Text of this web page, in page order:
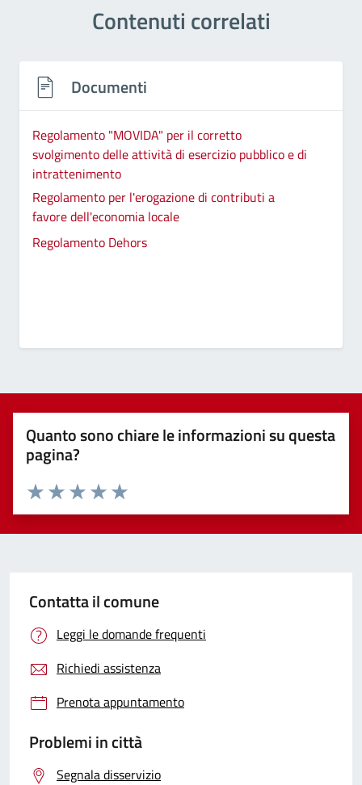
Contenuti correlati
Documenti
Regolamento "MOVIDA" per il corretto
svolgimento delle attività di esercizio pubblico e di
intrattenimento
Regolamento per l'erogazione di contributi a
favore dell'economia locale
Regolamento Dehors
Quanto sono chiare le informazioni su questa
pagina?
Valuta 5 stelle su 5
Valuta 4 stelle su 5
Valuta 3 stelle su 5
Valuta 2 stelle su 5
Valuta 1 stelle su 5
Contatta il comune
Leggi le domande frequenti
Richiedi assistenza
Prenota appuntamento
Problemi in città
Segnala disservizio